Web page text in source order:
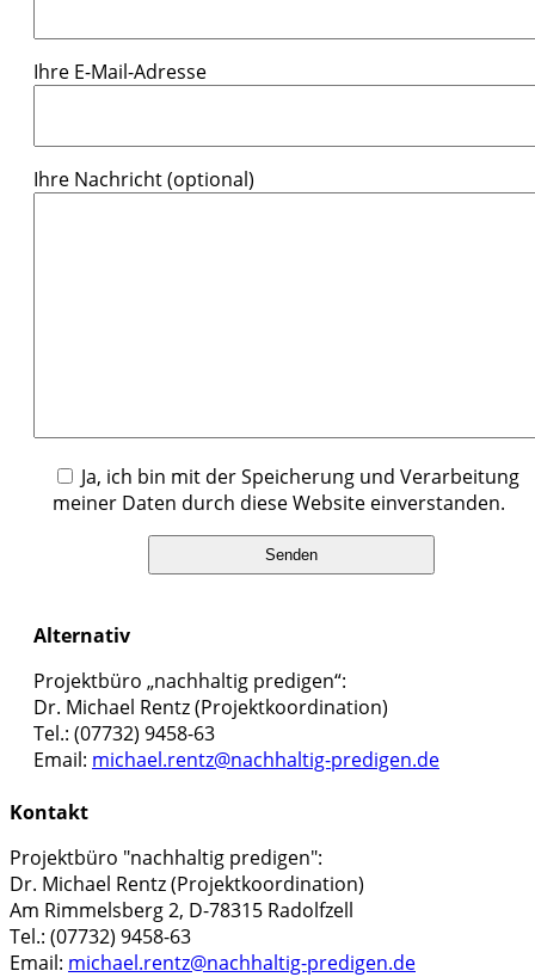
Ihre E-Mail-Adresse
Ihre Nachricht (optional)
Ja, ich bin mit der Speicherung und Verarbeitung
meiner Daten durch diese Website einverstanden.
lasse
dieses
Feld
leer.
Alternativ
Projektbüro „nachhaltig predigen“:
Dr. Michael Rentz (Projektkoordination)
Tel.: (07732) 9458-63
Email: michael.rentz@nachhaltig-predigen.de
Kontakt
Projektbüro "nachhaltig predigen":
Dr. Michael Rentz (Projektkoordination)
Am Rimmelsberg 2, D-78315 Radolfzell
Tel.: (07732) 9458-63
Email: michael.rentz@nachhaltig-predigen.de